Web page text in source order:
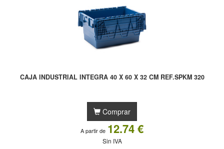
CAJA INDUSTRIAL INTEGRA 40 X 60 X 32 CM REF.SPKM 320
Comprar
A partir de 12.74 €
Sin IVA